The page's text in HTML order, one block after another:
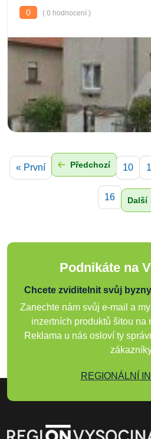
0
( 0 hodnocení )
« První Předchozí 10
16 Další
Podnikáte na
Chcete zviditelnit svůj
Zanechte nám svůj e-mail a
inzertních produktů šitou na
Reklama u nás osloví ty
REGIONÁLNÍ